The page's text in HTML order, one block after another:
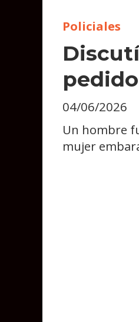
Un hombre
mujer
Policiales
04/06/2026